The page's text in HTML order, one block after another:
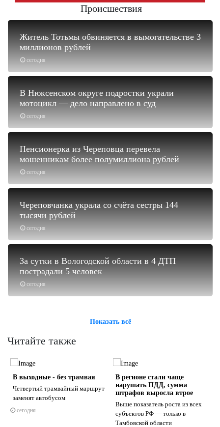
Происшествия
сегодня
Житель Тотьмы обвиняется в вымогательстве 3
миллионов рублей
сегодня
В Нюксенском округе подростки украли
мотоцикл — дело направлено в суд
сегодня
Пенсионерка из Череповца перевела
мошенникам более полумиллиона рублей
сегодня
Череповчанка украла со счёта сестры 144
тысячи рублей
сегодня
За сутки в Вологодской области в 4 ДТП
пострадали 5 человек
Показать всё
Читайте также
В выходные - без трамвая
Четвертый трамвайный маршрут
заменят автобусом
сегодня
В регионе стали чаще
нарушать ПДД, сумма
штрафов выросла втрое
Выше показатель роста из всех
субъектов РФ — только в
Тамбовской области